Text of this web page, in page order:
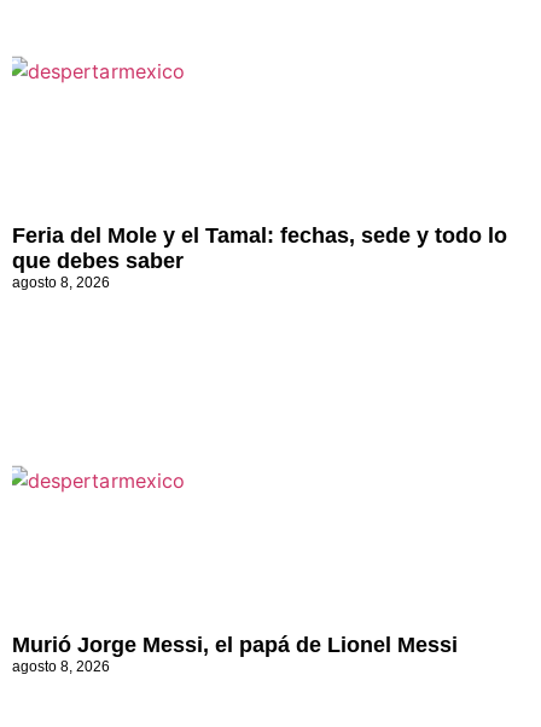
Feria del Mole y el Tamal: fechas, sede y todo lo
que debes saber
agosto 8, 2026
Murió Jorge Messi, el papá de Lionel Messi
agosto 8, 2026